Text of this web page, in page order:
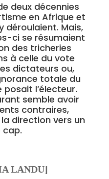
deux décennies
en Afrique et
déroulaient. Mais,
ci se résumaient
des tricheries
à celle du vote
dictateurs ou,
totale du
posait l’électeur.
semble avoir
contraires,
direction vers un
cap.
LANDU]